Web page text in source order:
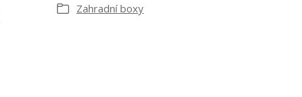
Zahradní boxy